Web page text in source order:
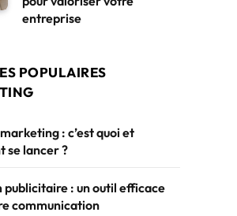
entreprise
POPULAIRES
: c’est quoi et
se lancer ?
publicitaire : un outil efficace
communication